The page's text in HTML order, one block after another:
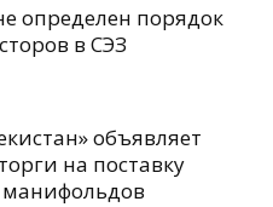
определен порядок
в СЭЗ
объявляет
на поставку